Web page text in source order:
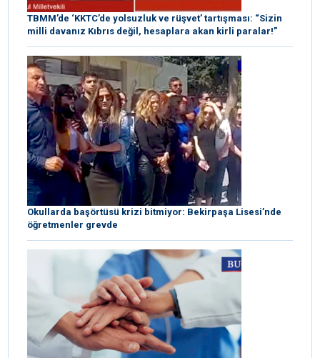
TBMM’de ‘KKTC’de yolsuzluk ve rüşvet’ tartışması: “Sizin
milli davanız Kıbrıs değil, hesaplara akan kirli paralar!”
Okullarda başörtüsü krizi bitmiyor: Bekirpaşa Lisesi’nde
öğretmenler grevde